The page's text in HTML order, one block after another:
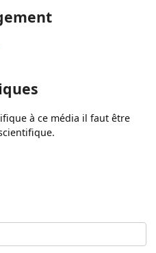
à ce média il faut être